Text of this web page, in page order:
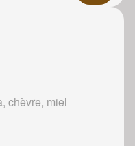
chèvre, miel